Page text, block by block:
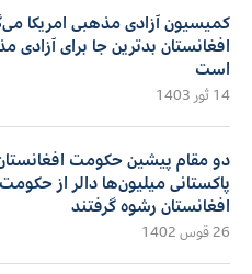
کمیسیون آزادی مذهبی امریکا
افغانستان بدترین جا برای آزادی
است
14 ثور 1403
دو مقام پیشین حکومت
پاکستانی میلیون‌ها دالر از حکومت
افغانستان رشوه گرفتند
26 قوس 1402